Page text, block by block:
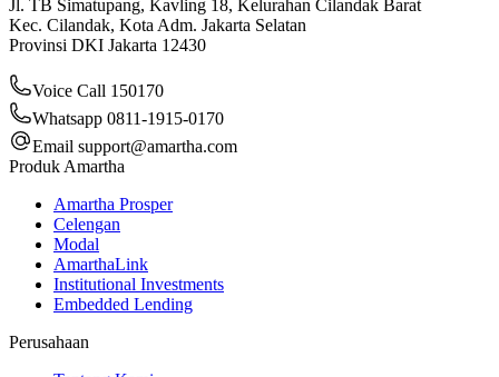
Jl. TB Simatupang, Kavling 18, Kelurahan Cilandak Barat
Kec. Cilandak, Kota Adm. Jakarta Selatan
Provinsi DKI Jakarta 12430
Voice Call 150170
Whatsapp 0811-1915-0170
Email support@amartha.com
Produk Amartha
Amartha Prosper
Celengan
Modal
AmarthaLink
Institutional Investments
Embedded Lending
Perusahaan